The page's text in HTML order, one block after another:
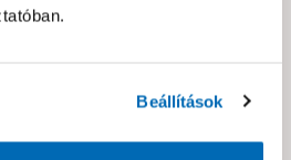
Beállítások